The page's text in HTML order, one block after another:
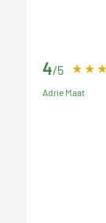
4/5
Adrie Maat